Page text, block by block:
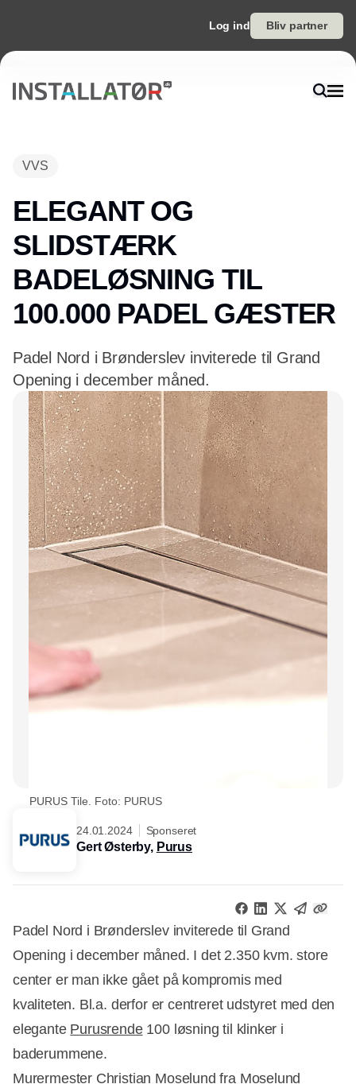
Log ind Bliv partner
VVS
ELEGANT OG
SLIDSTÆRK
BADELØSNING TIL
100.000 PADEL GÆSTER
Padel Nord i Brønderslev inviterede til Grand
Opening i december måned.
PURUS Tile. Foto: PURUS
24.01.2024 Sponseret
Gert Østerby, Purus
Padel Nord i Brønderslev inviterede til Grand
Opening i december måned. I det 2.350 kvm. store
center er man ikke gået på kompromis med
kvaliteten. Bl.a. derfor er centreret udstyret med den
elegante Purusrende100 løsning til klinker i
baderummene.
Murermester Christian Moselund fra Moselund